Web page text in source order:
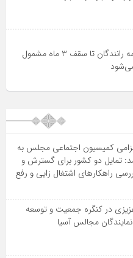
پرداخت حق بیمه رانندگان تا سقف ۳ ماه مشمول
کمیسیون اجتماعی مجلس به
تمایل دو کشور برای گسترش و
راهکارهای اشتغال زایی و رفع
در کنگره جمعیت و توسعه
مجالس آسیا